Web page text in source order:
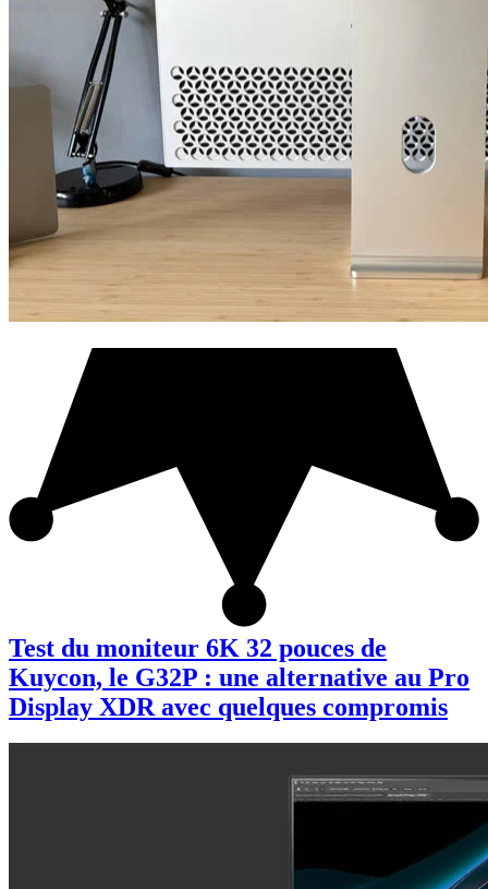
Test du moniteur 6K 32 pouces de
Kuycon, le G32P : une alternative au Pro
Display XDR avec quelques compromis